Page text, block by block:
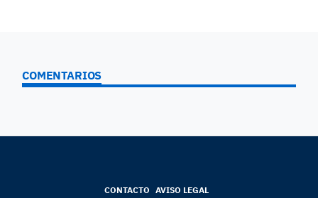
COMENTARIOS
CONTACTO AVISO LEGAL